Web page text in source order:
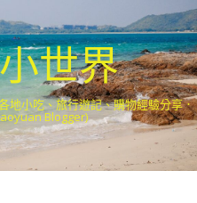
世界
地小吃、旅行遊記、購物經驗分享．
Blogger)